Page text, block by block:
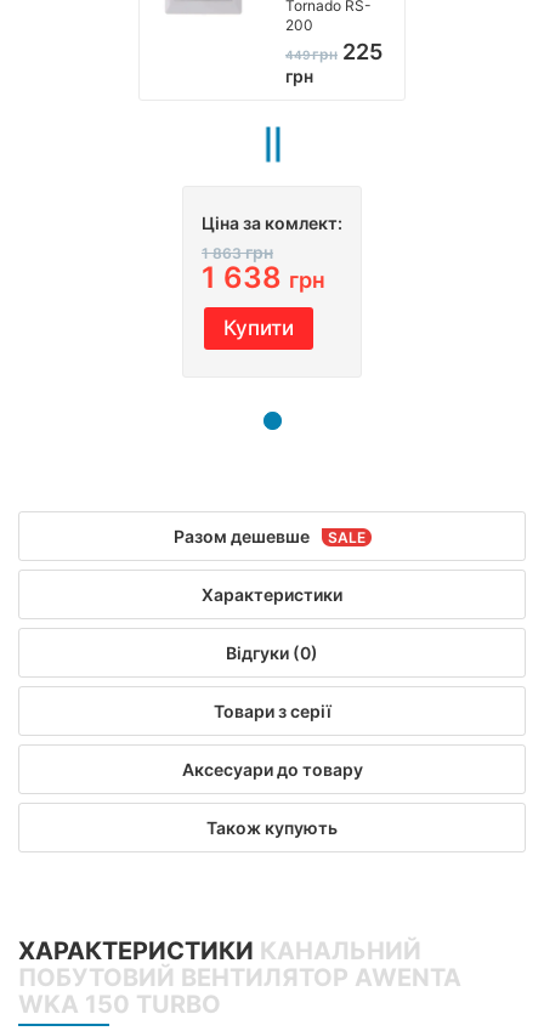
Tornado RS-
200
449грн 225
грн
Ціна за комлект:
1 863грн
1 638 грн
Купити
Разом дешевше
Характеристики
Відгуки (0)
Товари з серії
Аксесуари до товару
Також купують
ХАРАКТЕРИСТИКИ КАНАЛЬНИЙ
ПОБУТОВИЙ ВЕНТИЛЯТОР AWENTA
WKA 150 TURBO